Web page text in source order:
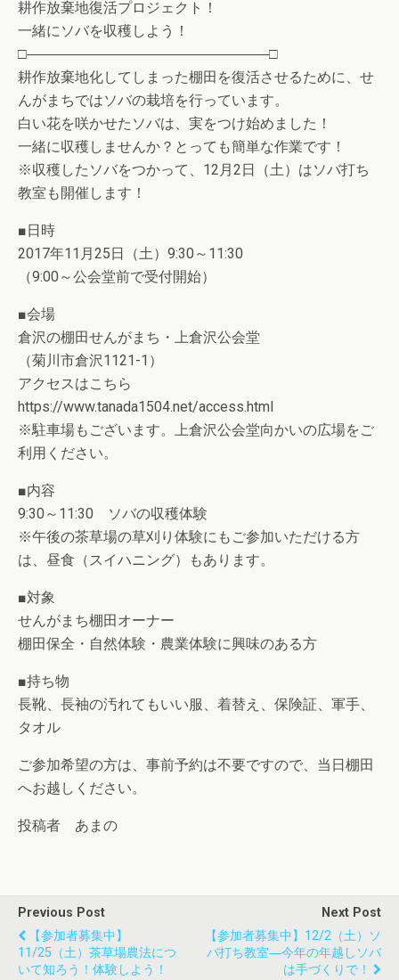
耕作放棄地復活プロジェクト！
一緒にソバを収穫しよう！
□―――――――――――――――――□
耕作放棄地化してしまった棚田を復活させるために、せ
んがまちではソバの栽培を行っています。
白い花を咲かせたソバは、実をつけ始めました！
一緒に収穫しませんか？とっても簡単な作業です！
※収穫したソバをつかって、12月2日（土）はソバ打ち
教室も開催します！
■日時
2017年11月25日（土）9:30～11:30
（9:00～公会堂前で受付開始）
■会場
倉沢の棚田せんがまち・上倉沢公会堂
（菊川市倉沢1121-1）
アクセスはこちら
https://www.tanada1504.net/access.html
※駐車場もございます。上倉沢公会堂向かいの広場をご
利用ください。
■内容
9:30～11:30 ソバの収穫体験
※午後の茶草場の草刈り体験にもご参加いただける方
は、昼食（スイハニング）もあります。
■対象
せんがまち棚田オーナー
棚田保全・自然体験・農業体験に興味のある方
■持ち物
長靴、長袖の汚れてもいい服、着替え、保険証、軍手、
タオル
ご参加希望の方は、事前予約は不要ですので、当日棚田
へお越しください。
投稿者 あまの
Previous Post
【参加者募集中】
11/25（土）茶草場農法につ
いて知ろう！体験しよう！
Next Post
【参加者募集中】12/2（土）ソ
バ打ち教室―今年の年越しソバ
は手づくりで！